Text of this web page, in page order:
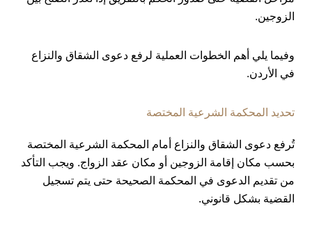
الزوجين.
وفيما يلي أهم الخطوات العملية لرفع دعوى الشقاق والنزاع
في الأردن.
تحديد المحكمة الشرعية المختصة
تُرفع دعوى الشقاق والنزاع أمام المحكمة الشرعية المختصة
بحسب مكان إقامة الزوجين أو مكان عقد الزواج. ويجب التأكد
من تقديم الدعوى في المحكمة الصحيحة حتى يتم تسجيل
القضية بشكل قانوني.